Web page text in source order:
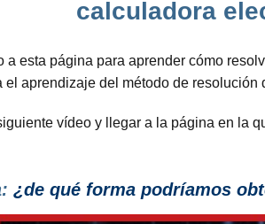
calculadora
esta página para aprender cómo
aprendizaje del método de resolución
vídeo y llegar a la página en la
¿de qué forma podríamos